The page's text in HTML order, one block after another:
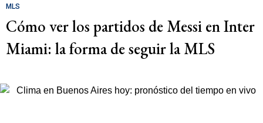
MLS
Cómo ver los partidos de Messi en Inter
Miami: la forma de seguir la MLS